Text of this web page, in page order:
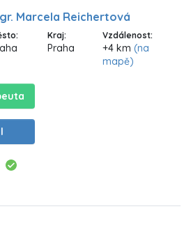
Marcela Reichertová
Kraj:
Praha
Vzdálenost:
+4 km(na
mapě)